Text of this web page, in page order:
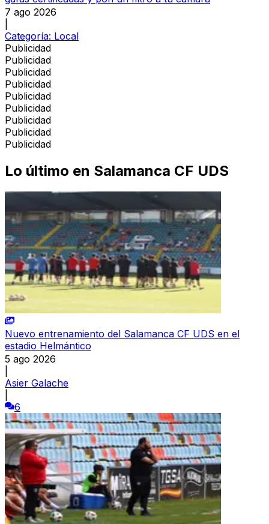
7 ago 2026
Categoría: Local
Publicidad
Publicidad
Publicidad
Publicidad
Publicidad
Publicidad
Publicidad
Publicidad
Publicidad
Lo último en Salamanca CF UDS
Nuevo entrenamiento del Salamanca CF UDS en el
estadio Helmántico
5 ago 2026
Asier Galache
6